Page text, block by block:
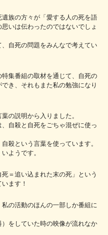
族の方々が「愛する人の死を語
いは伝わったのではないでしょ
自死の問題をみんなで考えてい
集番組の取材を通じて、自死の
き、それもまた私の勉強になり
の説明から入りました。
自殺と自死をごちゃ混ぜに使っ
殺という言葉を使っています。
ようです。
＝追い込まれた末の死」という
ます！
の活動のほんの一部しか番組に
をしていた時の映像が流れなか